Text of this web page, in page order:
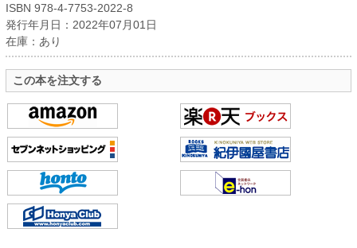
ISBN 978-4-7753-2022-8
発行年月日：2022年07月01日
在庫：あり
この本を注文する